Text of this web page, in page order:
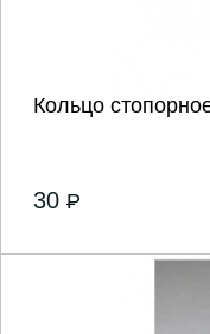
Кольцо
30 P